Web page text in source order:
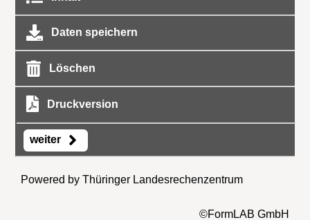
Daten speichern
Löschen
Druckversion
weiter
Powered by Thüringer Landesrechenzentrum
©FormLAB GmbH